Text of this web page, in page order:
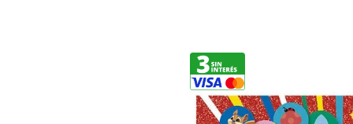
5.
Cerveza
6.
Juguetes
7. Yerba